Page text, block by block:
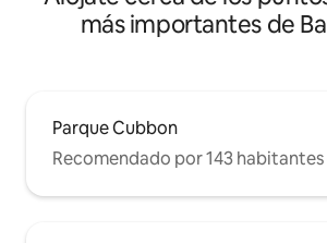
más importantes de
Parque Cubbon
Recomendado por 143